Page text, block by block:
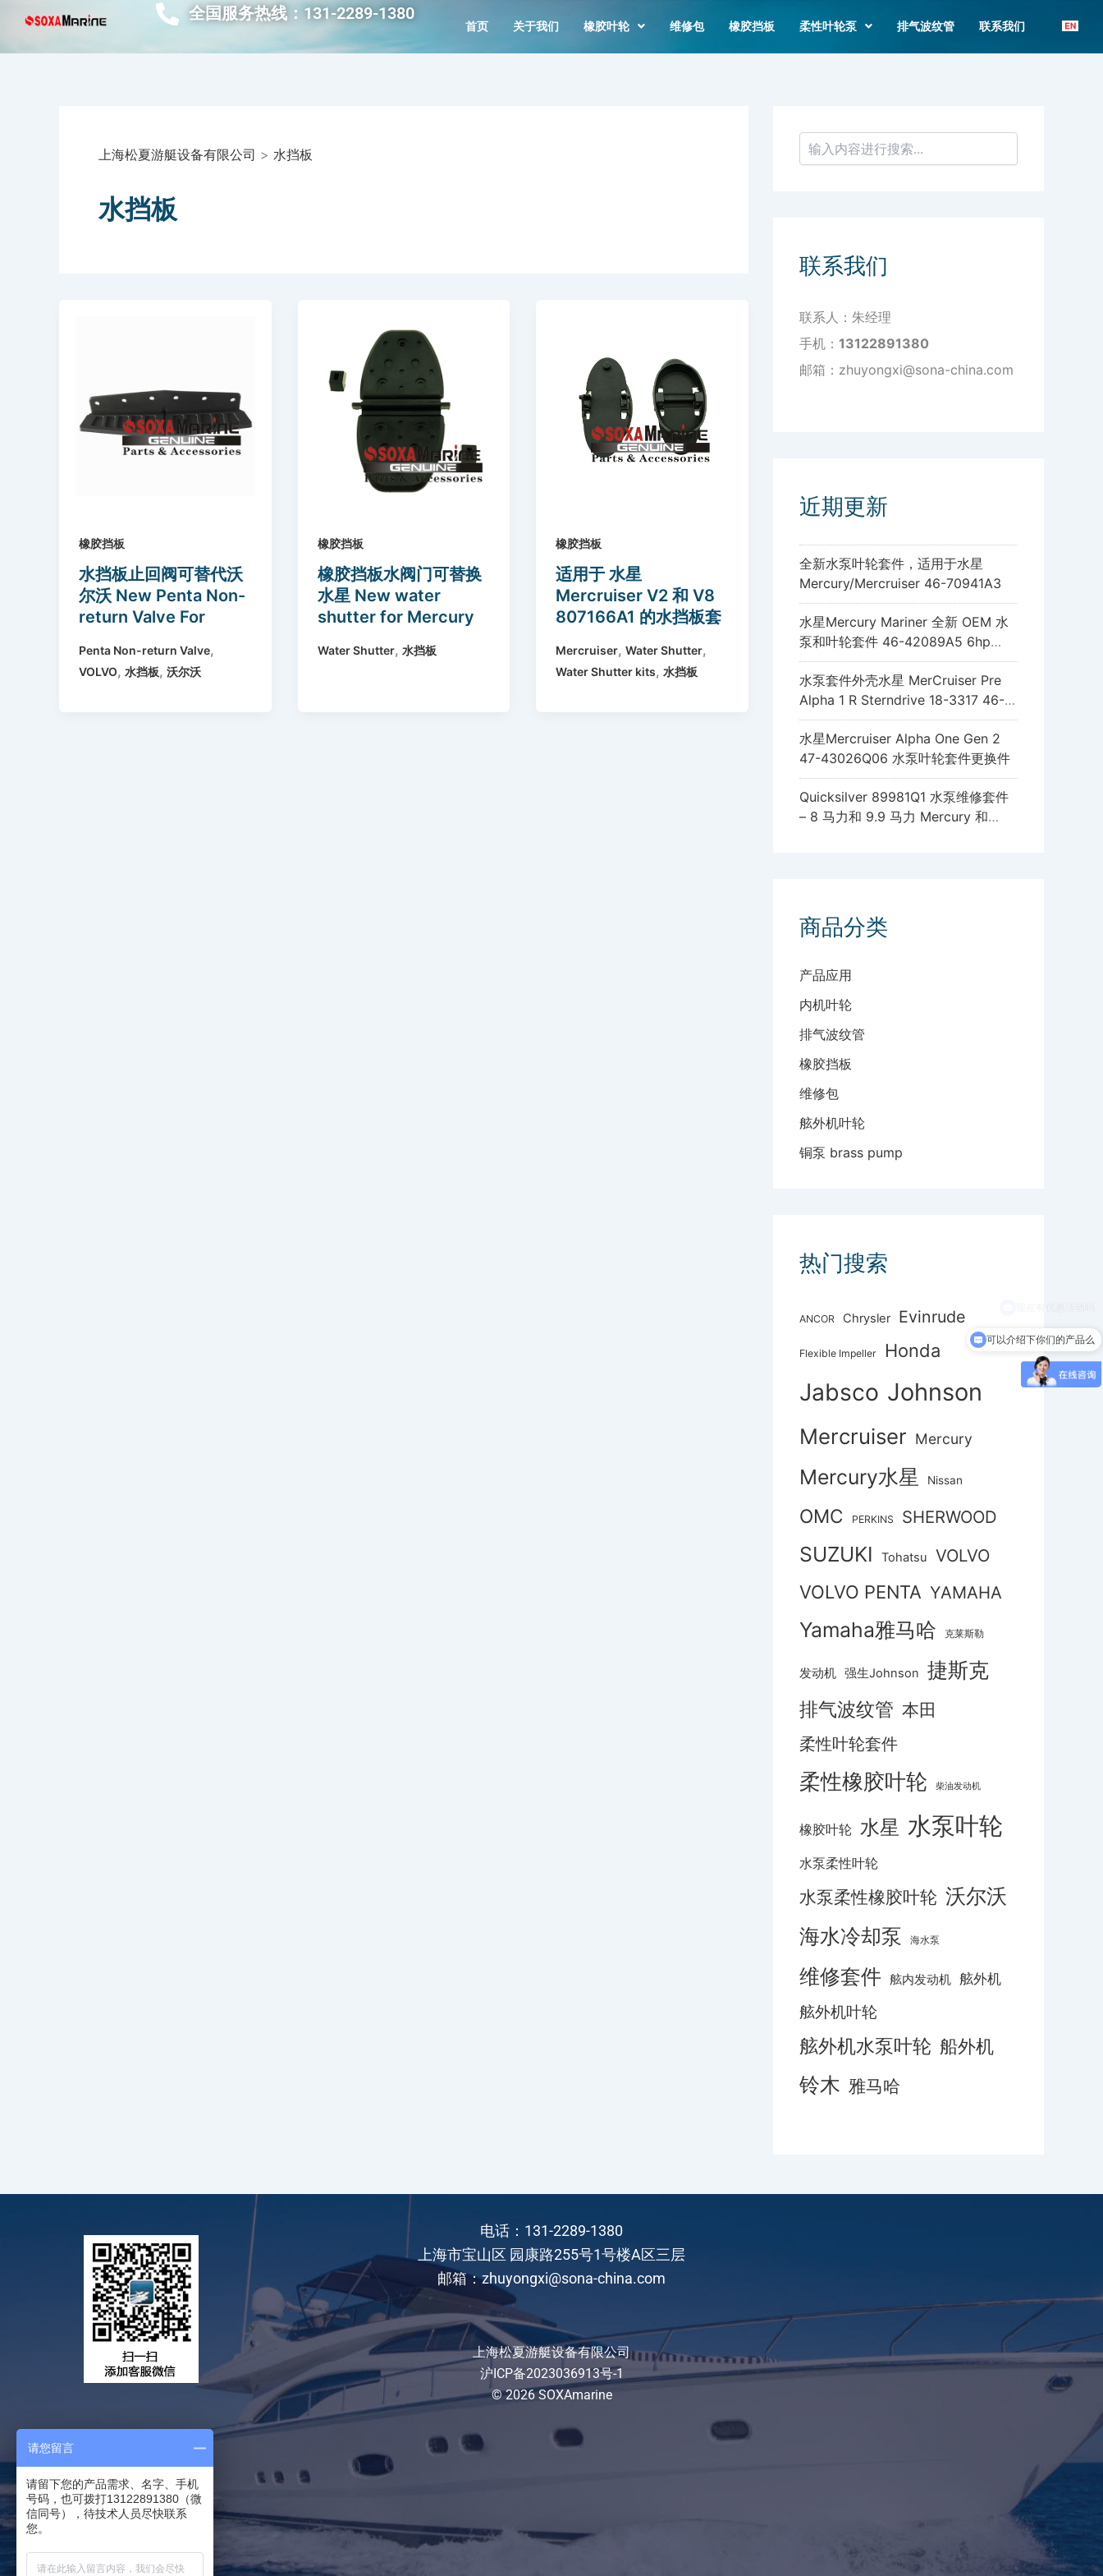
内
全国服务热线：131-2289-1380
首页 关于我们 橡胶叶轮 维修包 橡胶挡板 柔性叶轮泵 排气波纹管 联系我们
上海松夏游艇设备有限公司 > 水挡板
水挡板
橡胶挡板
水挡板止回阀可替代沃
尔沃 New Penta Non-
return Valve For
852644
Penta Non-return Valve,
VOLVO, 水挡板, 沃尔沃
橡胶挡板
橡胶挡板水阀门可替换
水星 New water
shutter for Mercury
2 807166A2
Water Shutter, 水挡板
橡胶挡板
适用于 水星
Mercruiser V2 和 V8
807166A1 的水挡板套
Shutter kits for
Mercruiser V8 and
Mercruiser,Water Shutter,
Water Shutter kits,水挡板
索
联系我们
联系人：朱经理
手机： 13122891380
邮箱：zhuyongxi@sona-china.com
近期更新
全新水泵叶轮套件，适用于水星
Mercury/Mercruiser 46-70941A3
水星Mercury Mariner 全新 OEM 水
泵和叶轮套件 46-42089A5 6hp
8hp 9.9hp 15hp
水泵套件外壳水星 MerCruiser Pre
Alpha 1 R Sterndrive 18-3317 46-
96148A8
水星Mercruiser Alpha One Gen 2
47-43026Q06 水泵叶轮套件更换件
Quicksilver 89981Q1 水泵维修套件
– 8 马力和 9.9 马力 Mercury 和
商品分类
产品应用
内机叶轮
排气波纹管
橡胶挡板
维修包
舷外机叶轮
铜泵 brass pump
热门搜索
ANCOR Chrysler Evinrude
Flexible Impeller Honda
Jabsco Johnson
Mercruiser Mercury
Mercury水星 Nissan
OMC PERKINS SHERWOOD
SUZUKI Tohatsu VOLVO
VOLVO PENTA YAMAHA
Yamaha雅马哈 克莱斯勒
发动机 强生Johnson 捷斯克
排气波纹管 本田
柔性叶轮套件
柔性橡胶叶轮 柴油发动机
橡胶叶轮 水星 水泵叶轮
水泵柔性叶轮
水泵柔性橡胶叶轮 沃尔沃
海水冷却泵
海水泵
维修套件 舷内发动机 舷外机
舷外机叶轮
舷外机水泵叶轮 船外机
铃木 雅马哈
电话：131-2289-1380
上海市宝山区 园康路255号1号楼A区三层
邮箱：zhuyongxi@sona-china.com
上海松夏游艇设备有限公司
沪ICP备2023036913号-1
© 2026 SOXAmarine
可以介绍下你们的产品么
请您留言
请留下您的产品需求、名字、手机
号码，也可拨打13122891380（微
信同号），待技术人员尽快联系
您。